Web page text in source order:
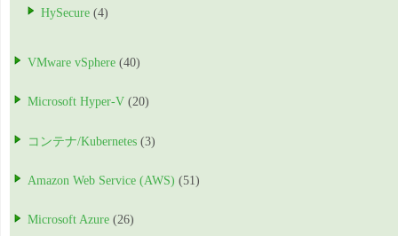
HySecure (4)
VMware vSphere (40)
Microsoft Hyper-V (20)
コンテナ/Kubernetes (3)
Amazon Web Service (AWS) (51)
Microsoft Azure (26)